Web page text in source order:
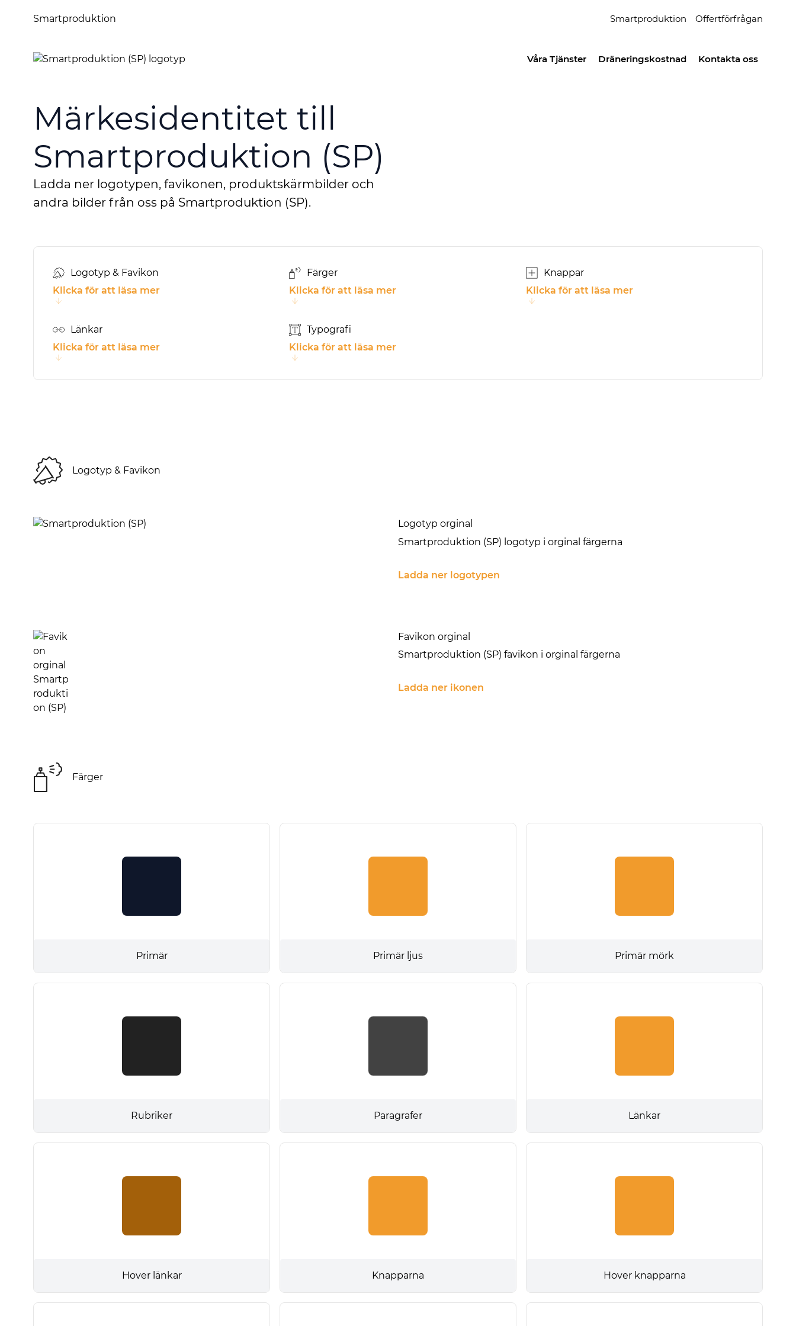
Smartproduktion Smartproduktion Offertförfrågan
Våra Tjänster Dräneringskostnad Kontakta oss
Märkesidentitet till
Smartproduktion (SP)
Ladda ner logotypen, favikonen, produktskärmbilder och
andra bilder från oss på Smartproduktion (SP).
Logotyp & Favikon
Klicka för att läsa mer
Färger
Klicka för att läsa mer
Knappar
Klicka för att läsa mer
Länkar
Klicka för att läsa mer
Typografi
Klicka för att läsa mer
Logotyp & Favikon
Logotyp orginal
Smartproduktion (SP) logotyp i orginal färgerna
Ladda ner logotypen
Favikon orginal
Smartproduktion (SP) favikon i orginal färgerna
Ladda ner ikonen
Färger
Primär Primär ljus Primär mörk
Rubriker Paragrafer Länkar
Hover länkar Knapparna Hover knapparna